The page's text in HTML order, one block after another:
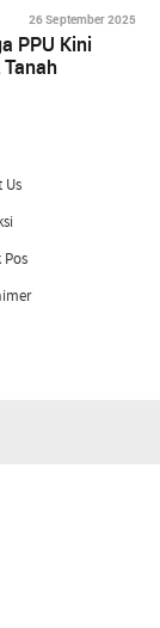
26 September 2025
PPU Kini
Us
Pos